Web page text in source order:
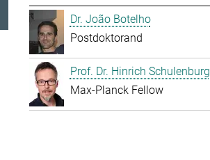
Dr. João Botelho
Postdoktorand
Prof. Dr. Hinrich Schulenburg
Max-Planck Fellow